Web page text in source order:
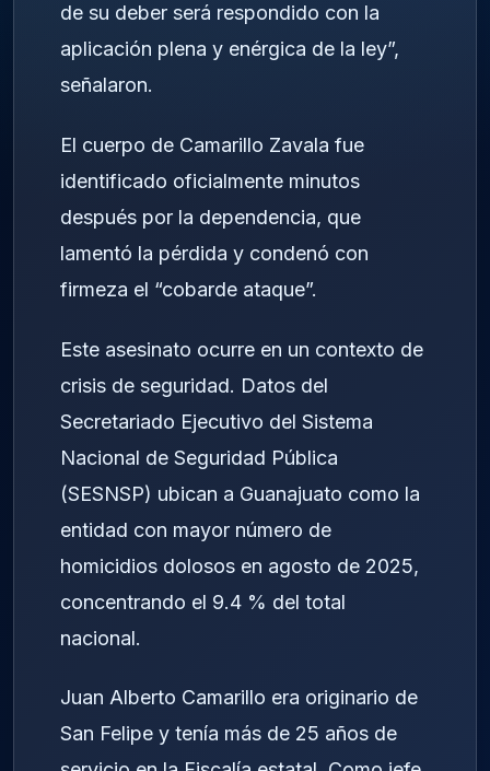
de su deber será respondido con la
aplicación plena y enérgica de la ley”,
señalaron.
El cuerpo de Camarillo Zavala fue
identificado oficialmente minutos
después por la dependencia, que
lamentó la pérdida y condenó con
firmeza el “cobarde ataque”.
Este asesinato ocurre en un contexto de
crisis de seguridad. Datos del
Secretariado Ejecutivo del Sistema
Nacional de Seguridad Pública
(SESNSP) ubican a Guanajuato como la
entidad con mayor número de
homicidios dolosos en agosto de 2025,
concentrando el 9.4 % del total
nacional.
Juan Alberto Camarillo era originario de
San Felipe y tenía más de 25 años de